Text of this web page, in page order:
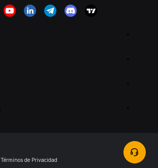
Términos de Privacidad